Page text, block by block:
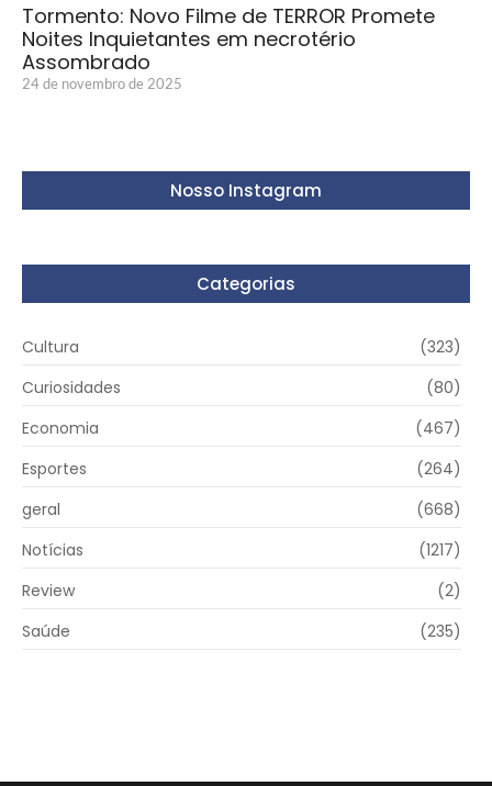
Tormento: Novo Filme de TERROR Promete
Noites Inquietantes em necrotério
Assombrado
24 de novembro de 2025
Nosso Instagram
Categorias
Cultura
(323)
Curiosidades
(80)
Economia
(467)
Esportes
(264)
geral
(668)
Notícias
(1217)
Review
(2)
Saúde
(235)